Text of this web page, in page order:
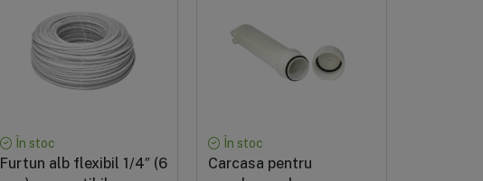
În stoc
Furtun alb flexibil 1/4″ (6
În stoc
Carcasa pentru